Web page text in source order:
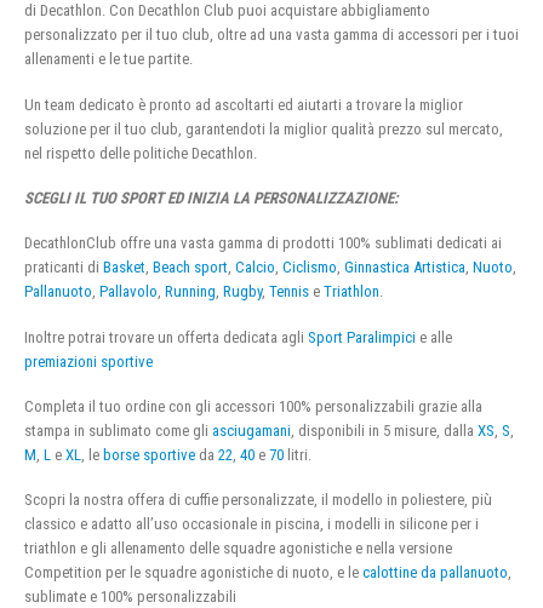
di Decathlon. Con Decathlon Club puoi acquistare abbigliamento
personalizzato per il tuo club, oltre ad una vasta gamma di accessori per i tuoi
allenamenti e le tue partite.
Un team dedicato è pronto ad ascoltarti ed aiutarti a trovare la miglior
soluzione per il tuo club, garantendoti la miglior qualità prezzo sul mercato,
nel rispetto delle politiche Decathlon.
SCEGLI IL TUO SPORT ED INIZIA LA PERSONALIZZAZIONE:
DecathlonClub offre una vasta gamma di prodotti 100% sublimati dedicati ai
praticanti di Basket, Beach sport, Calcio, Ciclismo, Ginnastica Artistica, Nuoto,
Pallanuoto, Pallavolo, Running, Rugby, Tennis e Triathlon.
Inoltre potrai trovare un offerta dedicata agli Sport Paralimpici e alle
premiazioni sportive
Completa il tuo ordine con gli accessori 100% personalizzabili grazie alla
stampa in sublimato come gli asciugamani , disponibili in 5 misure, dalla XS S
M L e XL , le borse sportive da 22 40 e 70 litri.
Scopri la nostra offera di cuffie personalizzate, il modello in poliestere, più
classico e adatto all’uso occasionale in piscina, i modelli in silicone per i
triathlon e gli allenamento delle squadre agonistiche e nella versione
Competition per le squadre agonistiche di nuoto, e le calottine da pallanuoto,
sublimate e 100% personalizzabili